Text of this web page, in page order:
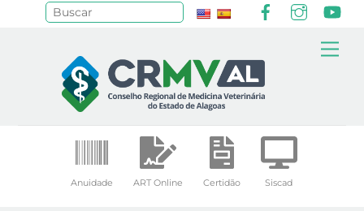
Anuidade ART Online Certidão Siscad